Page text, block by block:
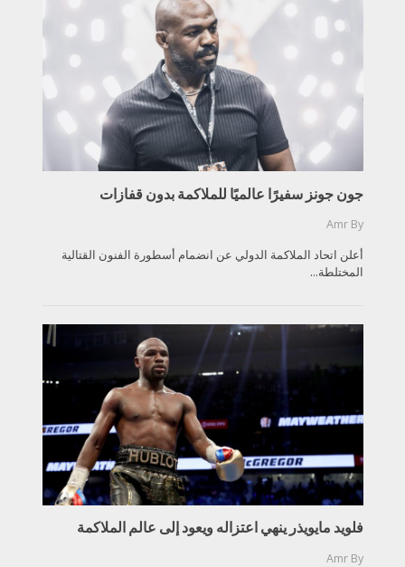
جون جونز سفيرًا عالميًا للملاكمة بدون قفازات
By
Amr
أعلن اتحاد الملاكمة الدولي عن انضمام أسطورة الفنون القتالية
المختلطة...
فلويد مايويذر ينهي اعتزاله ويعود إلى عالم الملاكمة
By
Amr